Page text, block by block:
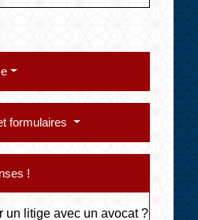
formulaires
!
un litige avec un avocat ?